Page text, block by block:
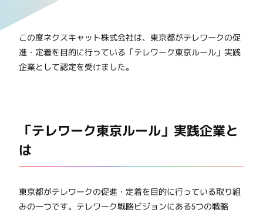
この度ネクスキャット株式会社は、東京都がテレワークの促
進・定着を目的に行っている「テレワーク東京ルール」実践
企業として認定を受けました。
「テレワーク東京ルール」実践企業と
は
東京都がテレワークの促進・定着を目的に行っている取り組
みの一つです。テレワーク戦略ビジョンにある5つの戦略